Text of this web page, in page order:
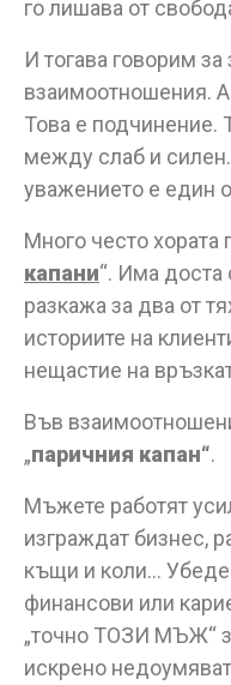
го лишава от
И тогава говорим
взаимоотношения.
Това е подчинение.
между слаб и
уважението е един
Много често хората
капани“. Има доста
разкажа за два от
историите на
нещастие на
Във
„паричния капан“.
Мъжете работят
изграждат бизнес,
къщи и коли…
финансови или
„точно ТОЗИ МЪЖ“
искрено